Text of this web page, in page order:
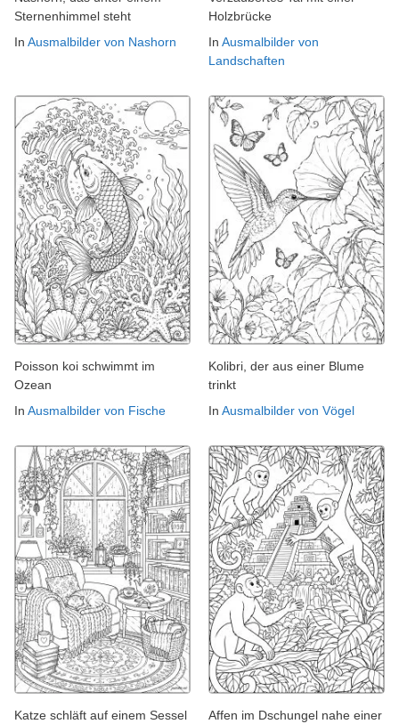
Sternenhimmel steht
In Ausmalbilder von Nashorn
Holzbrücke
In Ausmalbilder von
Landschaften
Poisson koi schwimmt im
Ozean
In Ausmalbilder von Fische
Kolibri, der aus einer Blume
trinkt
In Ausmalbilder von Vögel
Katze schläft auf einem Sessel
Affen im Dschungel nahe einer